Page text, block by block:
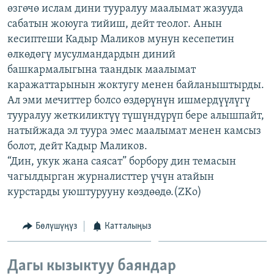
өзгөчө ислам дини тууралуу маалымат жазууда
сабатын жоюуга тийиш, дейт теолог. Анын
кесиптеши Кадыр Маликов мунун кесепетин
өлкөдөгү мусулмандардын диний
башкармалыгына таандык маалымат
каражаттарынын жоктугу менен байланыштырды.
Ал эми мечиттер болсо өздөрүнүн ишмердүүлүгү
тууралуу жеткиликтүү түшүндүрүп бере алышпайт,
натыйжада эл туура эмес маалымат менен камсыз
болот, дейт Кадыр Маликов.
“Дин, укук жана саясат” борбору дин темасын
чагылдырган журналисттер үчүн атайын
курстарды уюштурууну көздөөдө.(ZKo)
Бөлүшүңүз Катталыңыз
Дагы кызыктуу баяндар